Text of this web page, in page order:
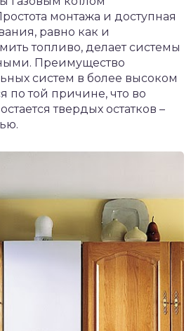
монтажа и доступная
равно как и
топливо, делает системы
Преимущество
систем в более высоком
по той причине, что во
твердых остатков –